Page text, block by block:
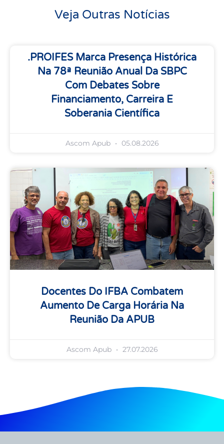
Veja Outras Notícias
.PROIFES Marca Presença Histórica
Na 78ª Reunião Anual Da SBPC
Com Debates Sobre
Financiamento, Carreira E
Soberania Científica
Ascom Apub 05.08.2026
Docentes Do IFBA Combatem
Aumento De Carga Horária Na
Reunião Da APUB
Ascom Apub 27.07.2026